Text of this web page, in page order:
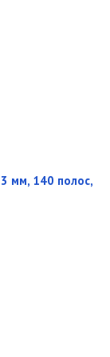
мм, 140 полос,